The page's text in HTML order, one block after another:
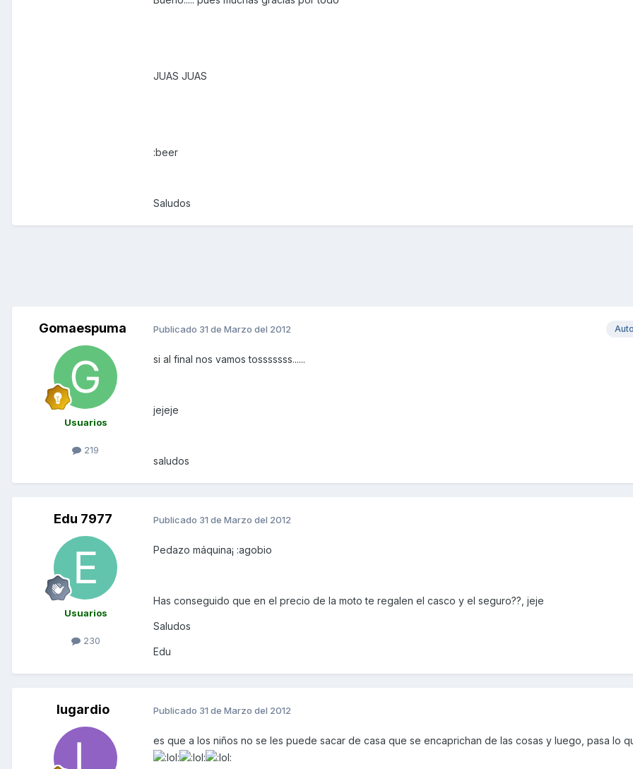
JUAS JUAS
:beer
Saludos
Gomaespuma
Usuarios
219
Publicado 31 de Marzo del 2012
si al final nos vamos tosssssss......
jejeje
saludos
Edu 7977
Usuarios
230
Publicado 31 de Marzo del 2012
Pedazo máquina¡ :agobio
Has conseguido que en el precio de la moto te regalen el casco y el seguro??, jeje
Saludos
Edu
lugardio Publicado 31 de Marzo del 2012
es que a los niños no se les puede sacar de casa que se encaprichan de las cosas y luego, pasa lo